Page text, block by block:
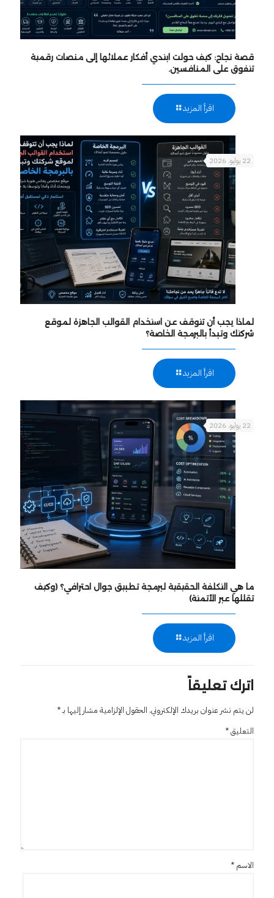
قصة نجاح: كيف حولت ابتدي أفكار عملائها إلى منصات رقمية
تتفوق على المنافسين.
اقرأ المزيد
22 يوليو، 2026
لماذا يجب أن تتوقف عن استخدام القوالب الجاهزة لموقع
شركتك وتبدأ بالبرمجة الخاصة؟
اقرأ المزيد
22 يوليو، 2026
ما هي التكلفة الحقيقية لبرمجة تطبيق جوال احترافي؟ (وكيف
تقللها عبر الأتمتة)
اقرأ المزيد
اترك تعليقاً
لن يتم نشر عنوان بريدك الإلكتروني. الحقول الإلزامية مشار إليها بـ*
التعليق*
الاسم *